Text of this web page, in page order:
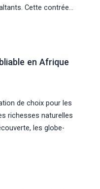
Cette contrée…
en Afrique
de choix pour les
richesses naturelles
les globe-